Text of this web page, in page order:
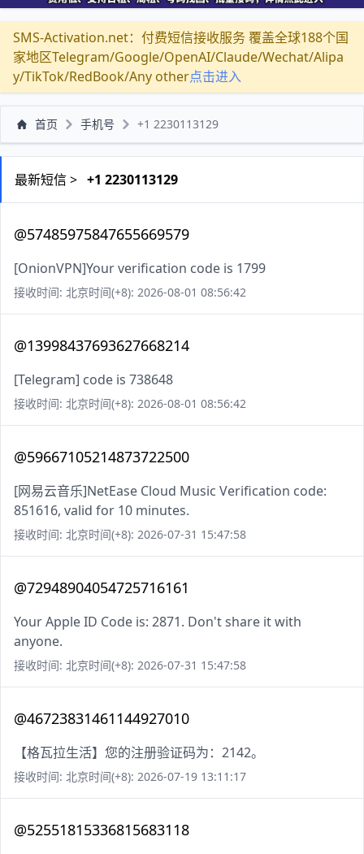
SMS-Activation.net：付费短信接收服务 覆盖全球188个国
家地区Telegram/Google/OpenAI/Claude/Wechat/Alipa
y/TikTok/RedBook/Any other点击进入
首页 手机号 +1 2230113129
最新短信 > +1 2230113129
@57485975847655669579
[OnionVPN]Your verification code is 1799
接收时间: 北京时间(+8): 2026-08-01 08:56:42
@13998437693627668214
[Telegram] code is 738648
接收时间: 北京时间(+8): 2026-08-01 08:56:42
@59667105214873722500
[网易云音乐]NetEase Cloud Music Verification code:
851616, valid for 10 minutes.
接收时间: 北京时间(+8): 2026-07-31 15:47:58
@72948904054725716161
Your Apple ID Code is: 2871. Don't share it with
anyone.
接收时间: 北京时间(+8): 2026-07-31 15:47:58
@46723831461144927010
【格瓦拉生活】您的注册验证码为：2142。
接收时间: 北京时间(+8): 2026-07-19 13:11:17
@52551815336815683118